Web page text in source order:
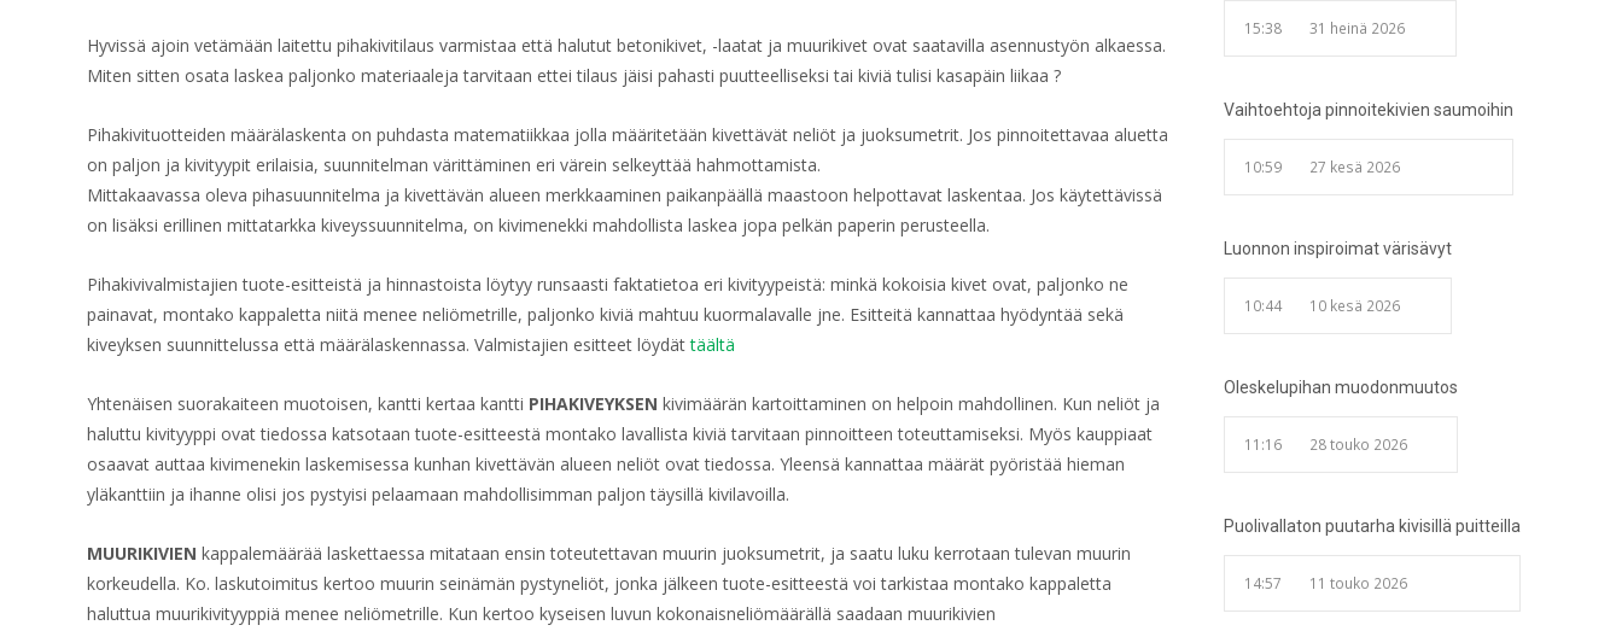
Hyvissä ajoin vetämään laitettu pihakivitilaus varmistaa että halutut betonikivet, -laatat ja muurikivet ovat saatavilla asennustyön alkaessa.
Miten sitten osata laskea paljonko materiaaleja tarvitaan ettei tilaus jäisi pahasti puutteelliseksi tai kiviä tulisi kasapäin liikaa ?
Pihakivituotteiden määrälaskenta on puhdasta matematiikkaa jolla määritetään kivettävät neliöt ja juoksumetrit. Jos pinnoitettavaa aluetta
on paljon ja kivityypit erilaisia, suunnitelman värittäminen eri värein selkeyttää hahmottamista.
Mittakaavassa oleva pihasuunnitelma ja kivettävän alueen merkkaaminen paikanpäällä maastoon helpottavat laskentaa. Jos käytettävissä
on lisäksi erillinen mittatarkka kiveyssuunnitelma, on kivimenekki mahdollista laskea jopa pelkän paperin perusteella.
Pihakivivalmistajien tuote-esitteistä ja hinnastoista löytyy runsaasti faktatietoa eri kivityypeistä: minkä kokoisia kivet ovat, paljonko ne
painavat, montako kappaletta niitä menee neliömetrille, paljonko kiviä mahtuu kuormalavalle jne. Esitteitä kannattaa hyödyntää sekä
kiveyksen suunnittelussa että määrälaskennassa. Valmistajien esitteet löydättäältä
Yhtenäisen suorakaiteen muotoisen, kantti kertaa kantti PIHAKIVEYKSEN kivimäärän kartoittaminen on helpoin mahdollinen. Kun neliöt ja
haluttu kivityyppi ovat tiedossa katsotaan tuote-esitteestä montako lavallista kiviä tarvitaan pinnoitteen toteuttamiseksi. Myös kauppiaat
osaavat auttaa kivimenekin laskemisessa kunhan kivettävän alueen neliöt ovat tiedossa. Yleensä kannattaa määrät pyöristää hieman
yläkanttiin ja ihanne olisi jos pystyisi pelaamaan mahdollisimman paljon täysillä kivilavoilla.
MUURIKIVIEN kappalemäärää laskettaessa mitataan ensin toteutettavan muurin juoksumetrit, ja saatu luku kerrotaan tulevan muurin
korkeudella. Ko. laskutoimitus kertoo muurin seinämän pystyneliöt, jonka jälkeen tuote-esitteestä voi tarkistaa montako kappaletta
haluttua muurikivityyppiä menee neliömetrille. Kun kertoo kyseisen luvun kokonaisneliömäärällä saadaan muurikivien
15:38 31 heinä 2026
Vaihtoehtoja pinnoitekivien saumoihin
10:59 27 kesä 2026
Luonnon inspiroimat värisävyt
10:44 10 kesä 2026
Oleskelupihan muodonmuutos
11:16 28 touko 2026
Puolivallaton puutarha kivisillä puitteilla
14:57 11 touko 2026